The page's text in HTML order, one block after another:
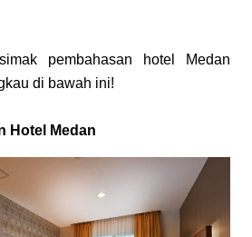
pembahasan hotel Medan
di bawah ini!
Hotel Medan